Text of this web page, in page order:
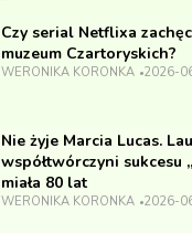
Czy serial Netflixa
muzeum Czartoryskich?
WERONIKA KORONKA 2026-
Nie żyje Marcia Lucas.
współtwórczyni sukcesu
miała 80 lat
WERONIKA KORONKA 2026-